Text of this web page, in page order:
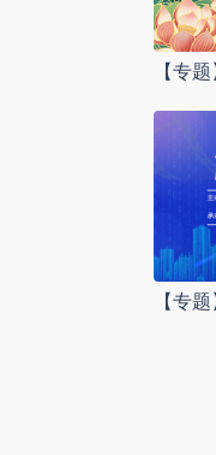
【专
【专